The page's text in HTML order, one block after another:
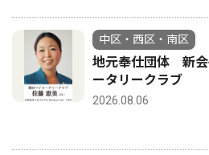
中区・西区・南区
地元奉仕団体 新
ータリークラブ
2026.08.06